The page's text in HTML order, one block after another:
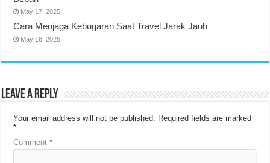
May 17, 2025
Cara Menjaga Kebugaran Saat Travel Jarak Jauh
May 16, 2025
Leave a Reply
Your email address will not be published. Required fields are marked
*
Comment*